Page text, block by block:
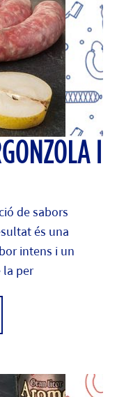
I
de sabors
és una
intens i un
la per